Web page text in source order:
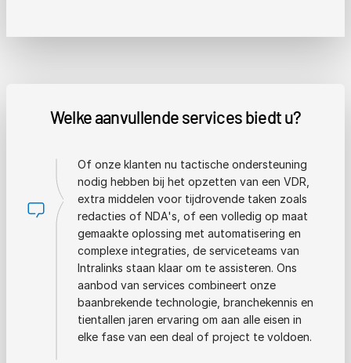
Welke aanvullende services biedt u?
Of onze klanten nu tactische ondersteuning
nodig hebben bij het opzetten van een VDR,
extra middelen voor tijdrovende taken zoals
redacties of NDA's, of een volledig op maat
gemaakte oplossing met automatisering en
complexe integraties, de serviceteams van
Intralinks staan klaar om te assisteren. Ons
aanbod van services combineert onze
baanbrekende technologie, branchekennis en
tientallen jaren ervaring om aan alle eisen in
elke fase van een deal of project te voldoen.